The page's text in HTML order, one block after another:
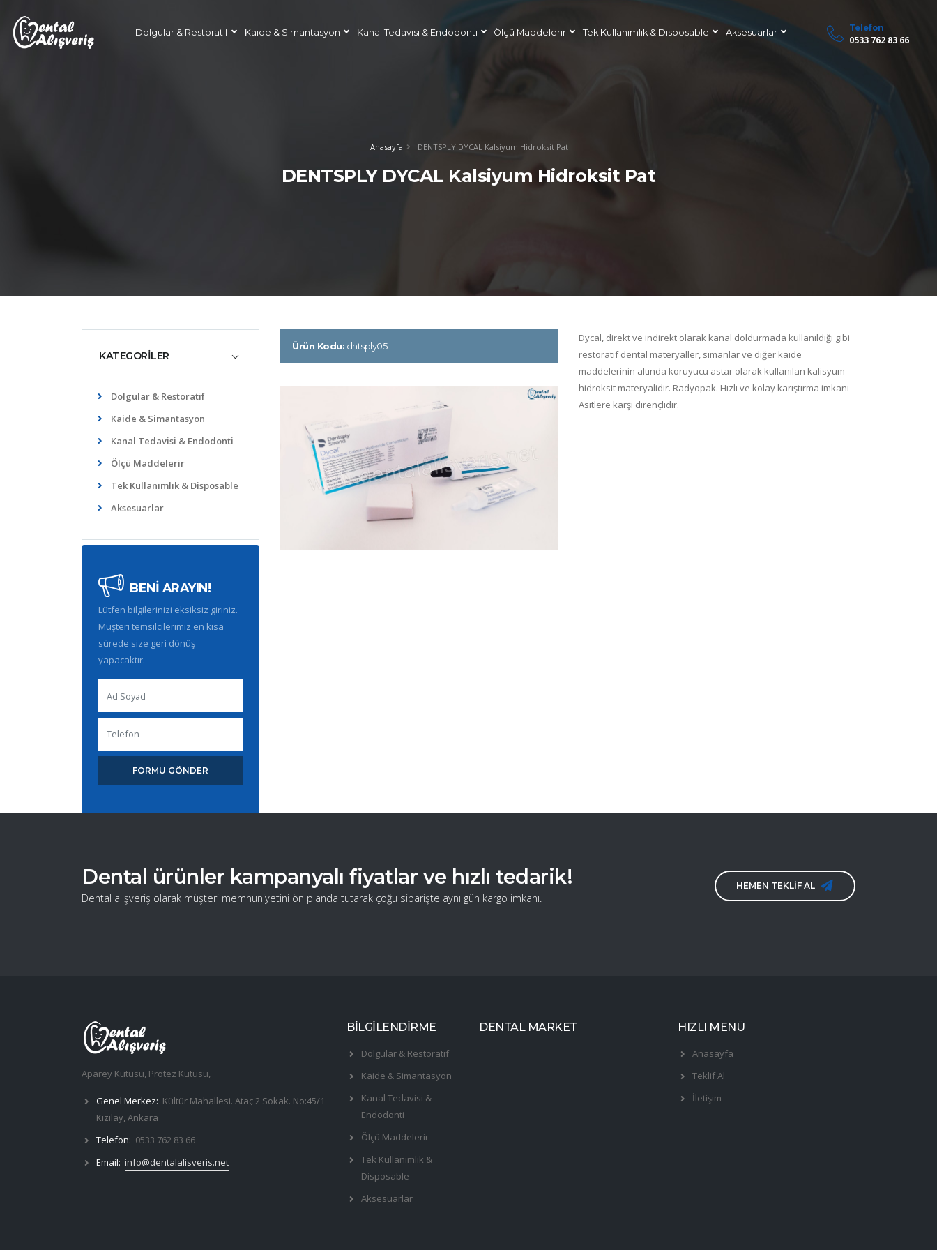
Dolgular & Restoratif Kaide & Simantasyon Kanal Tedavisi & Endodonti Ölçü Maddelerir Tek Kullanımlık & Disposable Aksesuarlar Telefon
0533 762 83 66
Anasayfa DENTSPLY DYCAL Kalsiyum Hidroksit Pat
DENTSPLY DYCAL Kalsiyum Hidroksit Pat
KATEGORİLER
Dolgular & Restoratif
Kaide & Simantasyon
Kanal Tedavisi & Endodonti
Ölçü Maddelerir
Tek Kullanımlık & Disposable
Aksesuarlar
BENİ ARAYIN!
Lütfen bilgilerinizi eksiksiz giriniz.
Müşteri temsilcilerimiz en kısa
sürede size geri dönüş
yapacaktır.
FORMU GÖNDER
Ürün Kodu: dntsply05
Dycal, direkt ve indirekt olarak kanal doldurmada kullanıldığı gibi
restoratif dental materyaller, simanlar ve diğer kaide
maddelerinin altında koruyucu astar olarak kullanılan kalisyum
hidroksit materyalidir. Radyopak. Hızlı ve kolay karıştırma imkanı
Asitlere karşı dirençlidir.
Dental ürünler kampanyalı fiyatlar ve hızlı tedarik!
Dental alışveriş olarak müşteri memnuniyetini ön planda tutarak çoğu siparişte aynı gün kargo imkanı.
HEMEN TEKLİF AL
Aparey Kutusu, Protez Kutusu,
Genel Merkez: Kültür Mahallesi. Ataç 2 Sokak. No:45/1
Kızılay, Ankara
Telefon: 0533 762 83 66
Email: info@dentalalisveris.net
BİLGİLENDİRME
Dolgular & Restoratif
Kaide & Simantasyon
Kanal Tedavisi &
Endodonti
Ölçü Maddelerir
Tek Kullanımlık &
Disposable
Aksesuarlar
DENTAL MARKET HIZLI MENÜ
Anasayfa
Teklif Al
İletişim